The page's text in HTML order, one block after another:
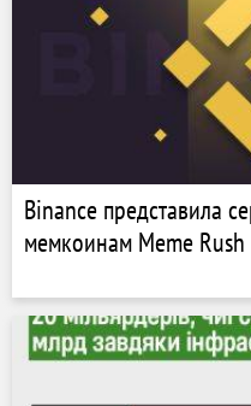
Binance представила
мемкоинам Meme Rush